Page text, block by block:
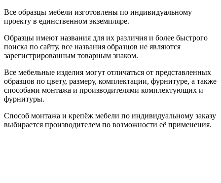
Все образцы мебели изготовлены по индивидуальному
проекту в единственном экземпляре.
Образцы имеют названия для их различия и более быстрого
поиска по сайту, все названия образцов не являются
зарегистрированным товарным знаком.
Все мебельные изделия могут отличаться от представленных
образцов по цвету, размеру, комплектации, фурнитуре, а также
способами монтажа и производителями комплектующих и
фурнитуры.
Способ монтажа и крепёж мебели по индивидуальному заказу
выбирается производителем по возможности её применения.